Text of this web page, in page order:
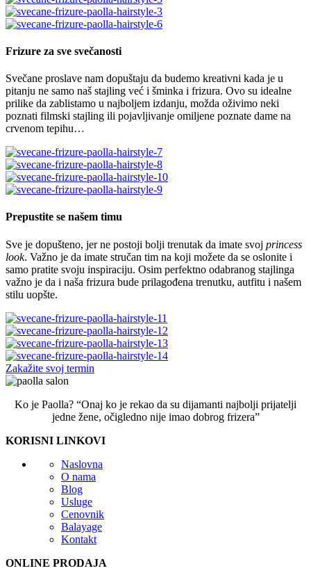
Frizure za sve svečanosti
Svečane proslave nam dopuštaju da budemo kreativni kada je u
pitanju ne samo naš stajling već i šminka i frizura. Ovo su idealne
prilike da zablistamo u najboljem izdanju, možda oživimo neki
poznati filmski stajling ili pojavljivanje omiljene poznate dame na
crvenom tepihu…
Prepustite se našem timu
Sve je dopušteno, jer ne postoji bolji trenutak da imate svoj princess
look. Važno je da imate stručan tim na koji možete da se oslonite i
samo pratite svoju inspiraciju. Osim perfektno odabranog stajlinga
važno je da i naša frizura bude prilagođena trenutku, autfitu i našem
stilu uopšte.
Zakažite svoj termin
Ko je Paolla? “Onaj ko je rekao da su dijamanti najbolji prijatelji
jedne žene, očigledno nije imao dobrog frizera”
KORISNI LINKOVI
Naslovna
O nama
Blog
Usluge
Cenovnik
Balayage
Kontakt
ONLINE PRODAJA